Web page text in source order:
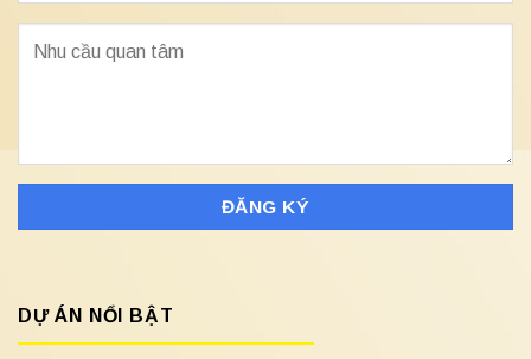
DỰ ÁN NỔI BẬT